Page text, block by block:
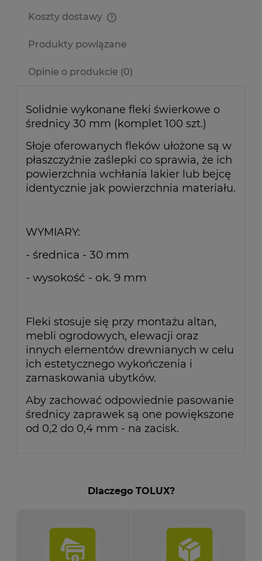
Koszty dostawy
Produkty powiązane
Opinie o produkcie (0)
Solidnie wykonane fleki świerkowe o
średnicy 30 mm (komplet 100 szt.)
Słoje oferowanych fleków ułożone są w
płaszczyźnie zaślepki co sprawia, że ich
powierzchnia wchłania lakier lub bejcę
identycznie jak powierzchnia materiału.
WYMIARY:
- średnica - 30 mm
- wysokość - ok. 9 mm
Fleki stosuje się przy montażu altan,
mebli ogrodowych, elewacji oraz
innych elementów drewnianych w celu
ich estetycznego wykończenia i
zamaskowania ubytków.
Aby zachować odpowiednie pasowanie
średnicy zaprawek są one powiększone
od 0,2 do 0,4 mm - na zacisk.
Dlaczego TOLUX?